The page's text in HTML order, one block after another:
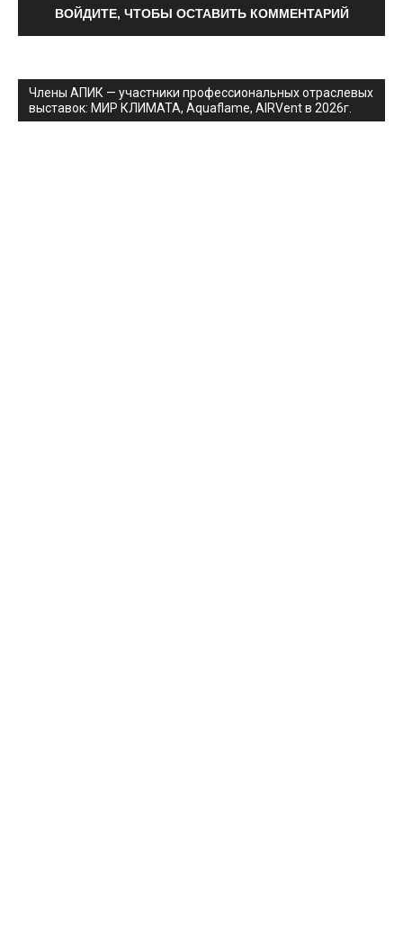
ВОЙДИТЕ, ЧТОБЫ ОСТАВИТЬ КОММЕНТАРИЙ
Члены АПИК — участники профессиональных отраслевых
выставок: МИР КЛИМАТА, Aquaflame, AIRVent в 2026г.